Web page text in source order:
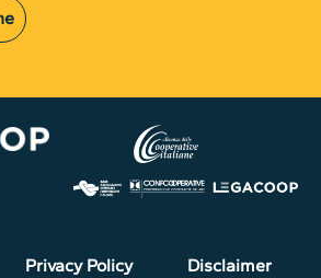
Privacy Policy
Disclaimer